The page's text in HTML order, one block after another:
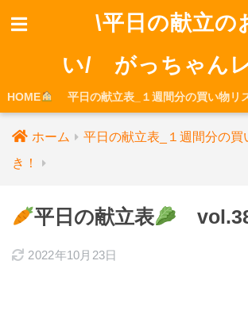
\平日の献立の
い/ がっちゃん
HOME 平日の献立表_１週間分の買い物リ
ホーム
平日の献立表_１週間分の買
き！
平日の献立表
2022年10月23日